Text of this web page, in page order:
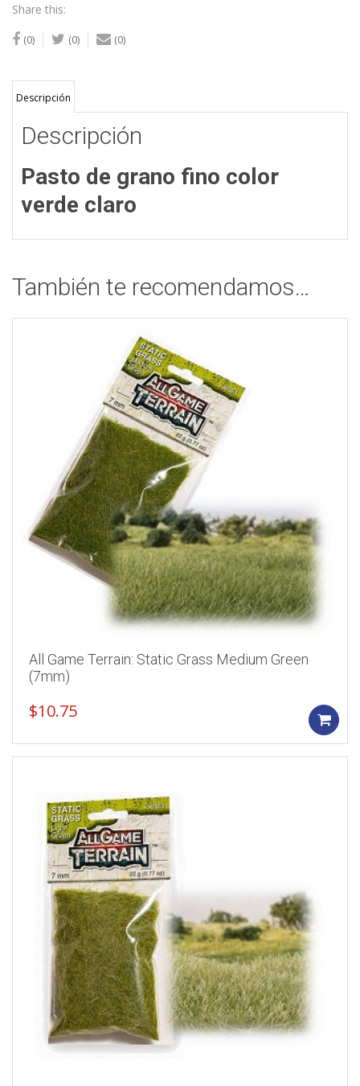
Share this:
(0) (0) (0)
Descripción
Descripción
Pasto de grano fino color
verde claro
También te recomendamos…
All Game Terrain: Static Grass Medium Green
(7mm)
$10.75